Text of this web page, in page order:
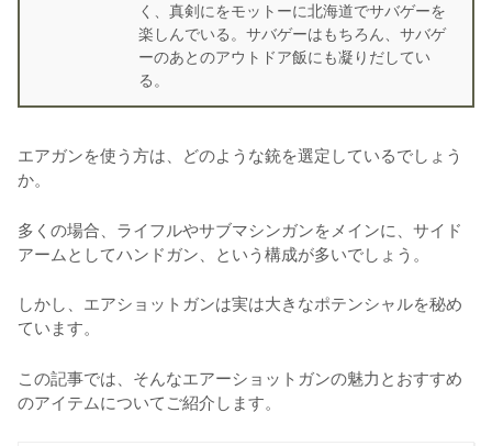
く、真剣にをモットーに北海道でサバゲーを
楽しんでいる。サバゲーはもちろん、サバゲ
ーのあとのアウトドア飯にも凝りだしてい
る。
エアガンを使う方は、どのような銃を選定しているでしょう
か。
多くの場合、ライフルやサブマシンガンをメインに、サイド
アームとしてハンドガン、という構成が多いでしょう。
しかし、エアショットガンは実は大きなポテンシャルを秘め
ています。
この記事では、そんなエアーショットガンの魅力とおすすめ
のアイテムについてご紹介します。